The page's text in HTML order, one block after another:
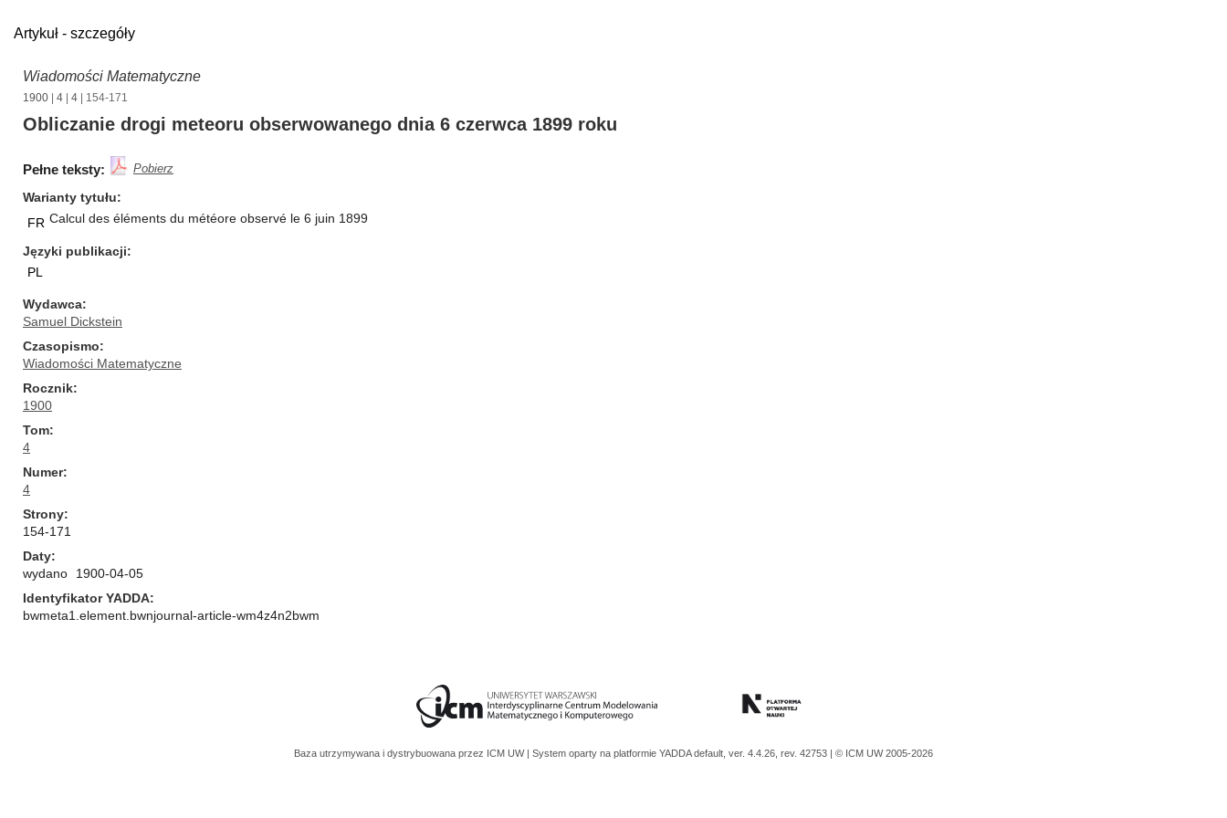
Artykuł - szczegóły
Wiadomości Matematyczne
1900 4 4 | 154-171
Obliczanie drogi meteoru obserwowanego dnia 6 czerwca 1899 roku
Pełne teksty: Pobierz
Warianty tytułu
FR Calcul des éléments du météore observé le 6 juin 1899
Języki publikacji
PL
Wydawca
Samuel Dickstein
Czasopismo
Wiadomości Matematyczne
Rocznik
1900
Tom
4
Numer
4
Strony
154-171
Daty
wydano
1900-04-05
Identyfikator YADDA
bwmeta1.element.bwnjournal-article-wm4z4n2bwm
Baza utrzymywana i dystrybuowana przez ICM UW | System oparty na platformie YADDAdefault, ver. 4.4.26, rev. 42753 | © ICM UW 2005-2026